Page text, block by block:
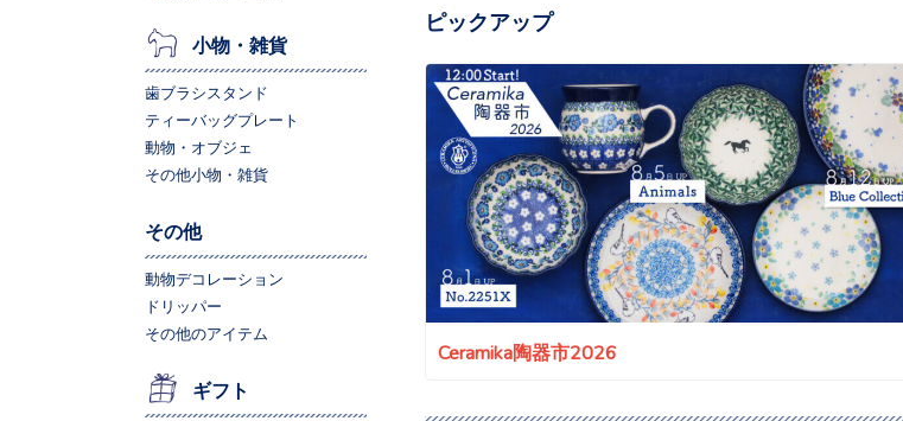
ピックアップ
Ceramika陶器市2026
小物・雑貨
歯ブラシスタンド
ティーバッグプレート
動物・オブジェ
その他小物・雑貨
その他
動物デコレーション
ドリッパー
その他のアイテム
ギフト